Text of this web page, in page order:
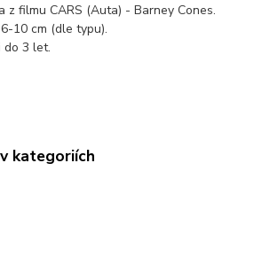
z filmu CARS (Auta) - Barney Cones.
10 cm (dle typu).
do 3 let.
kategoriích